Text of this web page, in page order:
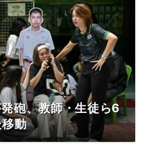
砲、教師・生徒ら6
動